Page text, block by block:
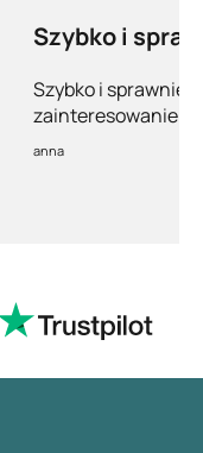
Szybko i
Szybko i sprawnie.
zainteresowanie
anna